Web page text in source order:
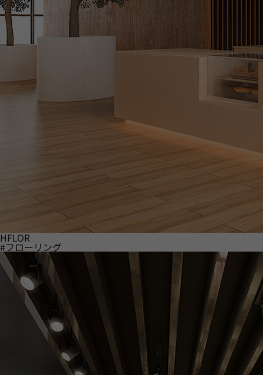
HFLOR
#フローリング